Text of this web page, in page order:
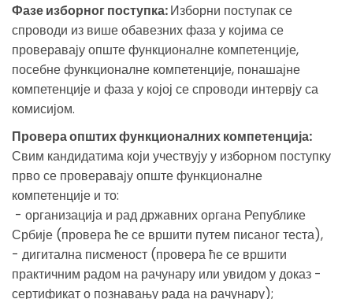
Фазе изборног поступка:Изборни поступак се
спроводи из више обавезних фаза у којима се
проверавају опште функционалне компетенције,
посебне функционалне компетенције, понашајне
компетенције и фаза у којој се спроводи интервју са
комисијом.
Провера општих функционалних компетенција:
Свим кандидатима који учествују у изборном поступку
прво се проверавају опште функционалне
компетенције и то:
- организација и рад државних органа Републике
Србије (провера ће се вршити путем писаног теста),
- дигитална писменост (провера ће се вршити
практичним радом на рачунару или увидом у доказ -
сертификат о познавању рада на рачунару);